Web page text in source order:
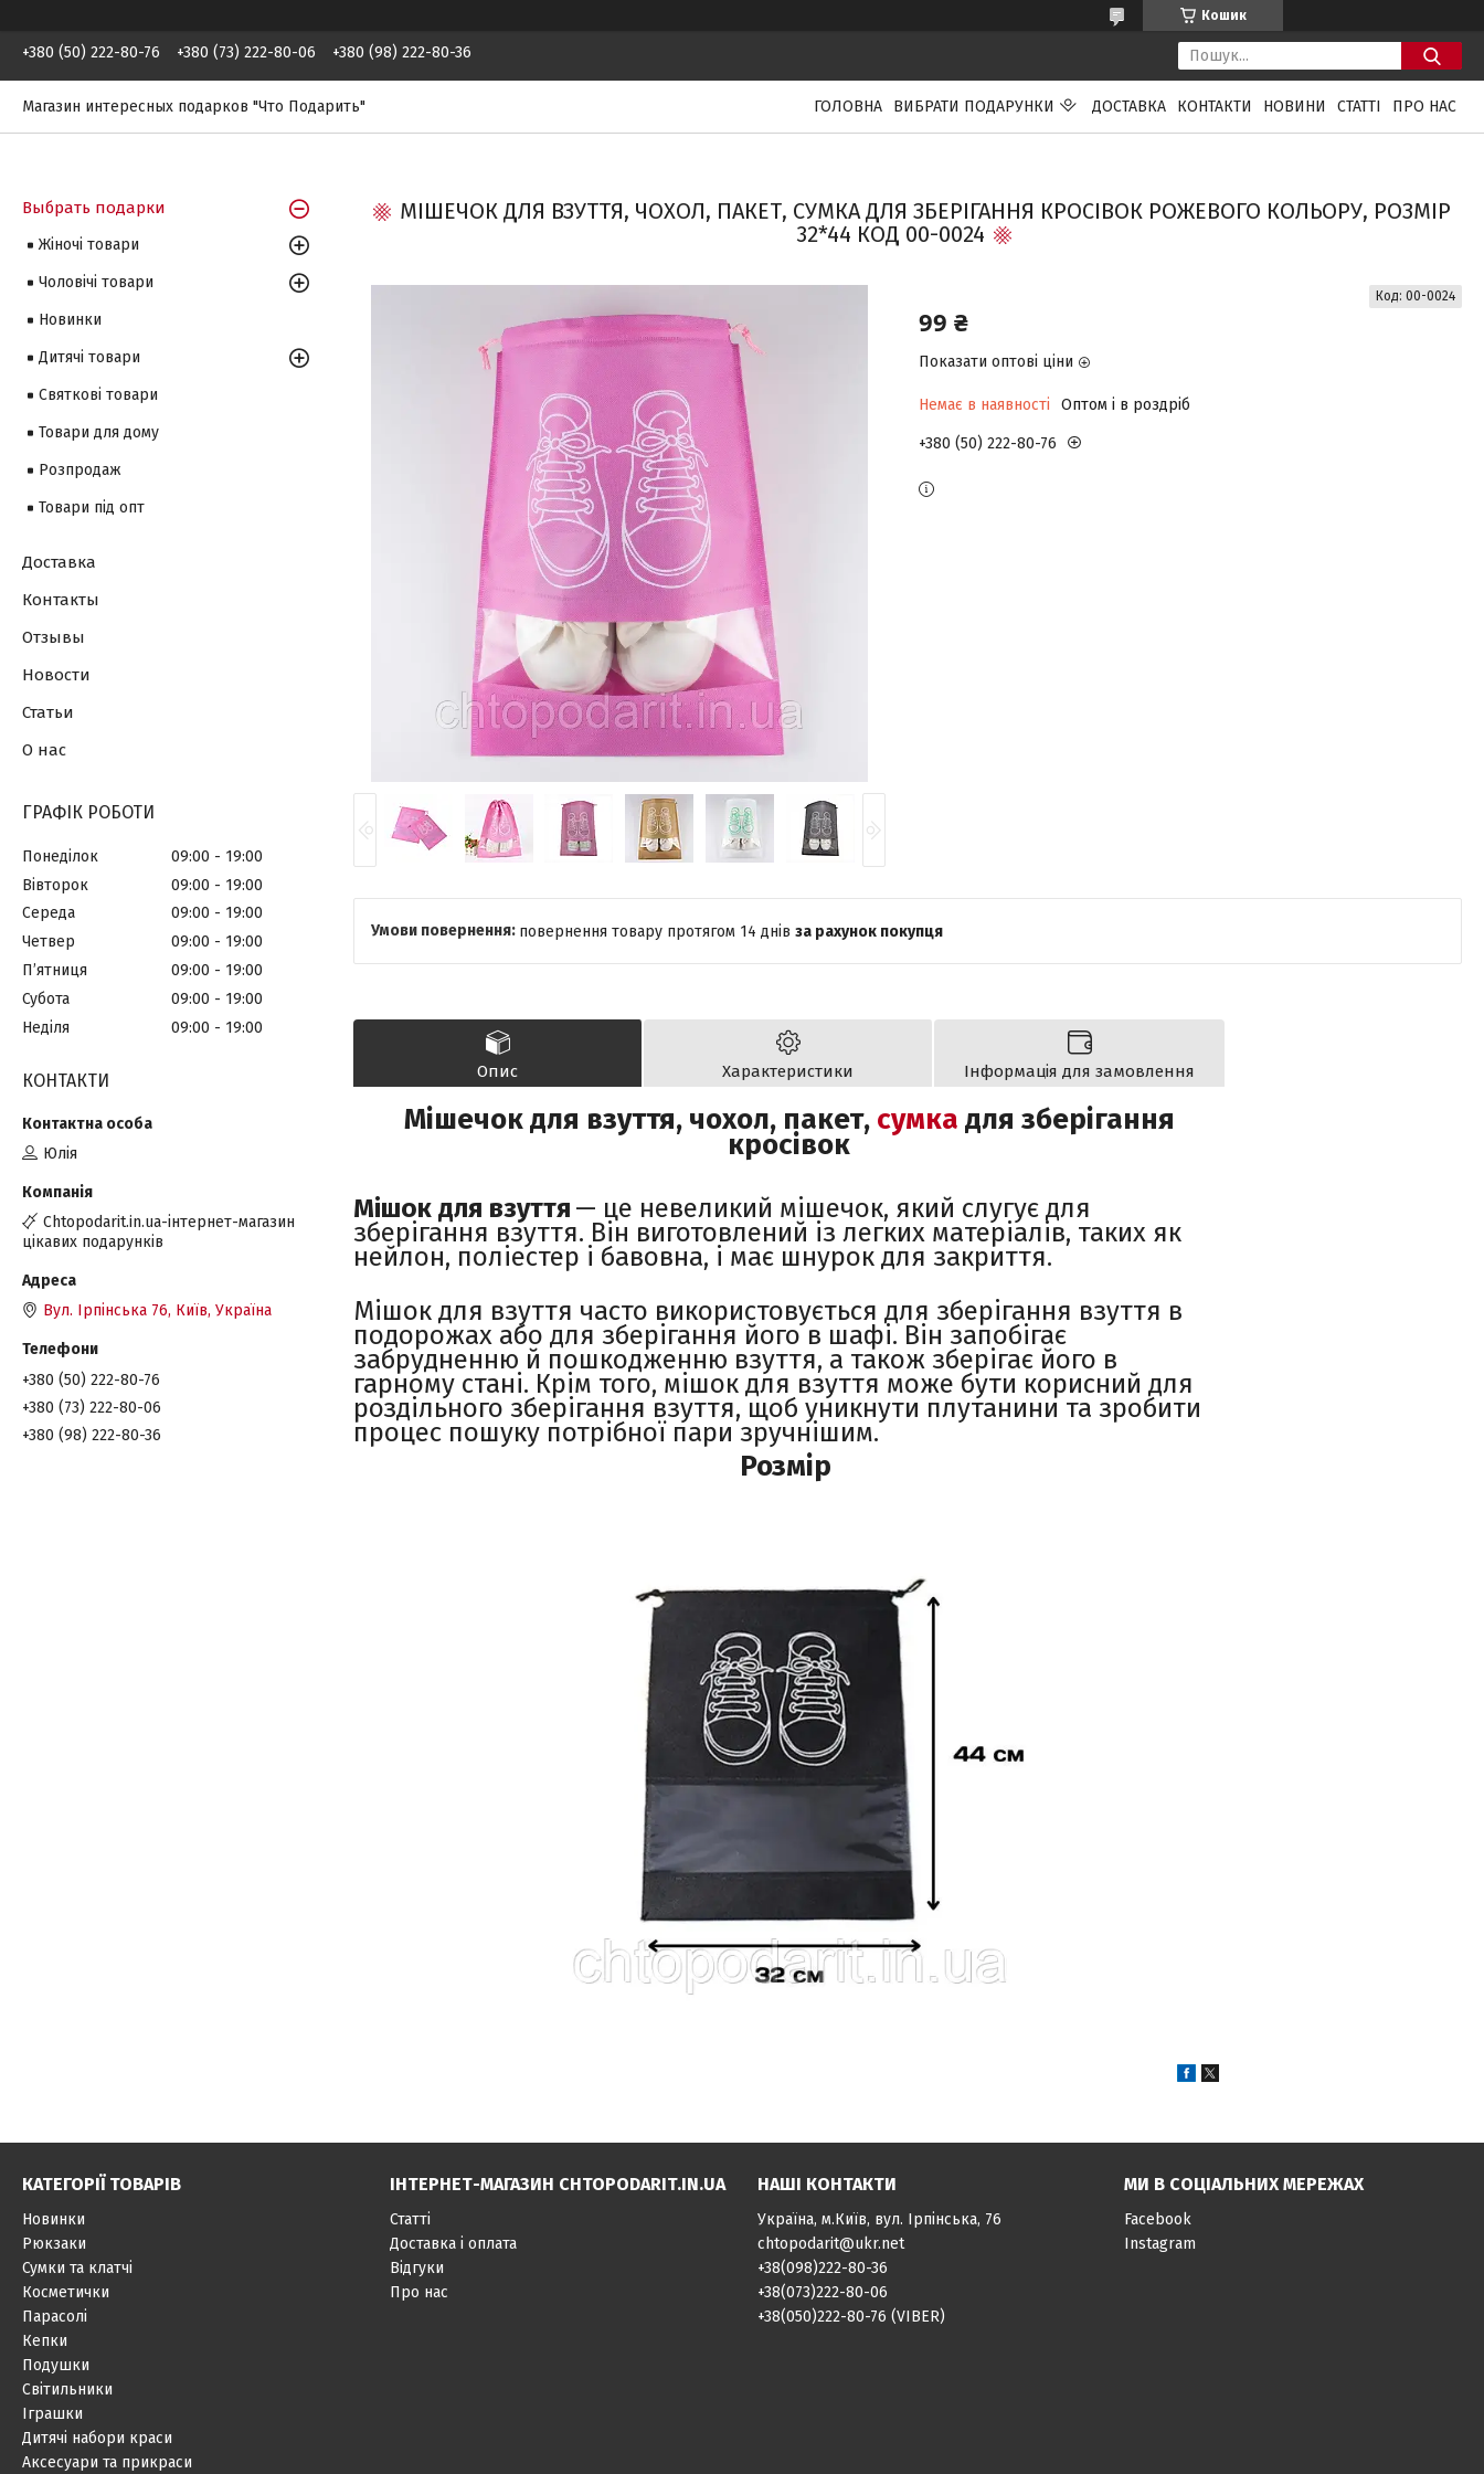
Кошик
+380 (50) 222-80-76 +380 (73) 222-80-06 +380 (98) 222-80-36
Магазин интересных подарков "Что Подарить" ГОЛОВНА ВИБРАТИ ПОДАРУНКИ ДОСТАВКА КОНТАКТИ НОВИНИ СТАТТІ ПРО НАС
МІШЕЧОК ДЛЯ ВЗУТТЯ, ЧОХОЛ, ПАКЕТ, СУМКА ДЛЯ ЗБЕРІГАННЯ КРОСІВОК РОЖЕВОГО КОЛЬОРУ, РОЗМІР
32*44 КОД 00-0024
99 ₴
Показати оптові ціни
Немає в наявності Оптом і в роздріб
Код: 00-0024
+380 (50) 222-80-76
повернення товару протягом 14 днів за рахунок покупця
Опис Характеристики Інформація для замовлення
Мішечок для взуття, чохол, пакет, сумка для зберігання
кросівок
Мішок для взуття — це невеликий мішечок, який слугує для
зберігання взуття. Він виготовлений із легких матеріалів, таких як
нейлон, поліестер і бавовна, і має шнурок для закриття.
Мішок для взуття часто використовується для зберігання взуття в
подорожах або для зберігання його в шафі. Він запобігає
забрудненню й пошкодженню взуття, а також зберігає його в
гарному стані. Крім того, мішок для взуття може бути корисний для
роздільного зберігання взуття, щоб уникнути плутанини та зробити
процес пошуку потрібної пари зручнішим.
Розмір
Выбрать подарки
Жіночі товари
Чоловічі товари
Новинки
Дитячі товари
Святкові товари
Товари для дому
Розпродаж
Товари під опт
Доставка
Контакты
Отзывы
Новости
Статьи
О нас
ГРАФІК РОБОТИ
Понеділок 09:00
19:00
Вівторок
09:00
19:00
Середа
09:00
19:00
Четвер
09:00
19:00
Пʼятниця
09:00
19:00
Субота
09:00
19:00
Неділя
09:00 19:00
КОНТАКТИ
Юлія
Chtopodarit.in.ua-інтернет-магазин
цікавих подарунків
Вул. Ірпінська 76, Київ, Україна
+380 (50) 222-80-76
+380 (73) 222-80-06
+380 (98) 222-80-36
КАТЕГОРІЇ ТОВАРІВ
Новинки
Рюкзаки
Сумки та клатчі
Косметички
Парасолі
Кепки
Подушки
Світильники
Іграшки
Дитячі набори краси
Аксесуари та прикраси
ІНТЕРНЕТ-МАГАЗИН CHTOPODARIT.IN.UA
Статті
Доставка і оплата
Відгуки
Про нас
НАШІ КОНТАКТИ
Україна, м.Київ, вул. Ірпінська, 76
chtopodarit@ukr.net
+38(098)222-80-36
+38(073)222-80-06
+38(050)222-80-76 (VIBER)
МИ В СОЦІАЛЬНИХ МЕРЕЖАХ
Facebook
Instagram